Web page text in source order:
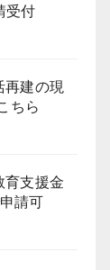
受付
再建の現
ちら
育支援金
請可